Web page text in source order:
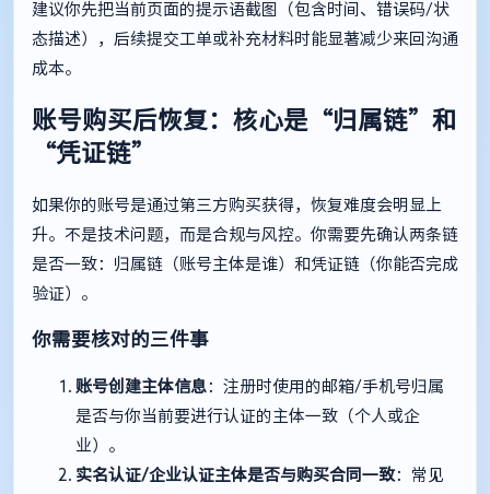
建议你先把当前页面的提示语截图（包含时间、错误码/状
态描述），后续提交工单或补充材料时能显著减少来回沟通
成本。
账号购买后恢复：核心是“归属链”和
“凭证链”
如果你的账号是通过第三方购买获得，恢复难度会明显上
升。不是技术问题，而是合规与风控。你需要先确认两条链
是否一致：归属链（账号主体是谁）和凭证链（你能否完成
验证）。
你需要核对的三件事
账号创建主体信息 ：注册时使用的邮箱/手机号归属
是否与你当前要进行认证的主体一致（个人或企
业）。
实名认证/企业认证主体是否与购买合同一致 ：常见